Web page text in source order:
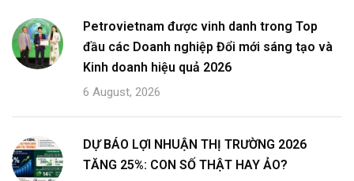
Petrovietnam được vinh danh trong Top
đầu các Doanh nghiệp Đổi mới sáng tạo và
Kinh doanh hiệu quả 2026
6 August, 2026
DỰ BÁO LỢI NHUẬN THỊ TRƯỜNG 2026
TĂNG 25%: CON SỐ THẬT HAY ẢO?